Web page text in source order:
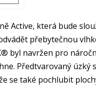
Active, která bude
přebytečnou
byl navržen pro
Předtvarovaný
se také pochlubit